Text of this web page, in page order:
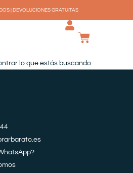
| DEVOLUCIONES GRATUITAS
lo que estás buscando.